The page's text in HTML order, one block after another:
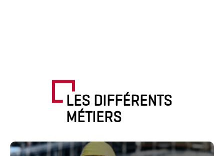
LES DIFFÉRENTS
MÉTIERS